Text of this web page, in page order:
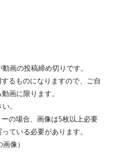
画の投稿締め切りです。
るものになりますので、ご自
画に限ります。
。
の場合、画像は5枚以上必要
ている必要があります。
像）